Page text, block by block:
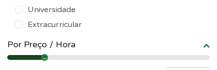
Universidade
Extracurricular
Por Preço / Hora